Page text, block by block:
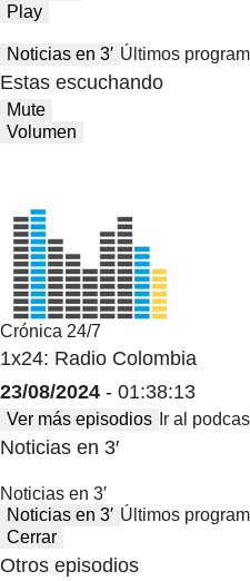
Play
Noticias en 3′ Últimos
Estas escuchando
Mute
Volumen
Crónica 24/7
1x24: Radio Colombia
23/08/2024 - 01:38:13
Ver más episodios Ir al
Noticias en 3′
Noticias en 3′
Noticias en 3′ Últimos
Cerrar
Otros episodios